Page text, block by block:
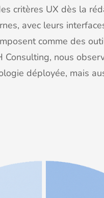
critères UX dès la
avec leurs
comme des
nous
déployée, mais